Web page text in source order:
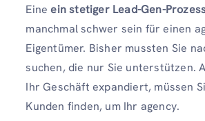
Eineein stetiger Lead-Gen-
manchmal schwer sein für einen
Eigentümer. Bisher mussten Sie
suchen, die nur Sie unterstützen.
Ihr Geschäft expandiert, müssen
Kunden finden, um Ihr agency.